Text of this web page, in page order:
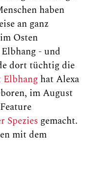
haben
an ganz
Osten
- und
dort tüchtig die
hat Alexa
im August
Spezies gemacht.
mit dem